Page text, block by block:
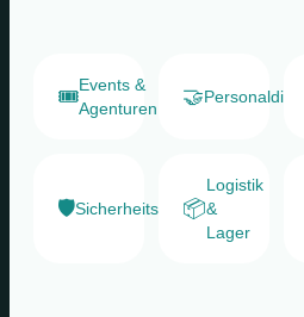
🎟️Events &
Agenturen
🤝
🛡️Sicherheitsdienste
📦
Logistik
&
Lager